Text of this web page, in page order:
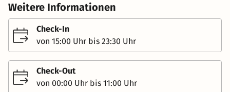
Weitere Informationen
Check-In
von 15:00 Uhr bis 23:30 Uhr
Check-Out
von 00:00 Uhr bis 11:00 Uhr